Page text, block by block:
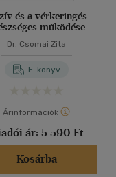
és a vérkeringés
működése
Dr. Csomai Zita
E-könyv
Árinformációk
ár: 5 590 Ft
Kosárba